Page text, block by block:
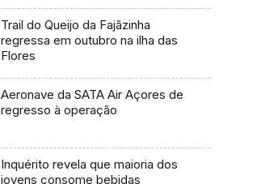
Trail do Queijo da Fajãzinha
regressa em outubro na ilha das
Flores
Aeronave da SATA Air Açores de
regresso à operação
Inquérito revela que maioria dos
jovens consome bebidas